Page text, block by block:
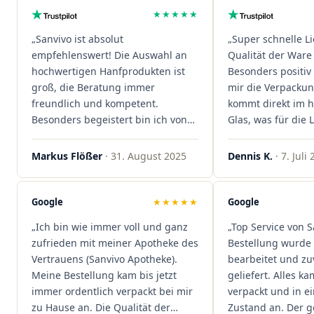
★★★★★
„Sanvivo ist absolut
empfehlenswert! Die Auswahl an
hochwertigen Hanfprodukten ist
groß, die Beratung immer
freundlich und kompetent.
Besonders begeistert bin ich von
der schnellen Rezeptannahme –
alles läuft unkompliziert und
sind extrem zügig, was mir jedes
Mal viel Zeit spart. Man merkt,
Kundenzufriedenheit an erster
Stelle stehen. Vielen Dank an das
Team von Sanvivo – ich bin
rundum begeistert!"
Markus Flößer · 31. August 2025
„Super schnelle
Qualität der
Besonders
mir die
kommt direkt im
Glas, was für die
ist. Ich bestelle
wieder!"
Dennis K. · 7. Juli
Google ★★★★★
„Ich bin wie immer voll und ganz
zufrieden mit meiner Apotheke des
Vertrauens (Sanvivo Apotheke).
Meine Bestellung kam bis jetzt
immer ordentlich verpackt bei mir
zu Hause an. Die Qualität der
Google
„Top Service von
Bestellung wurde
bearbeitet und
geliefert. Alles
verpackt und in
Zustand an. Der